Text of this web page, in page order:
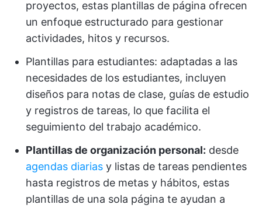
proyectos, estas plantillas de página ofrecen
un enfoque estructurado para gestionar
actividades, hitos y recursos.
Plantillas para estudiantes: adaptadas a las
necesidades de los estudiantes, incluyen
diseños para notas de clase, guías de estudio
y registros de tareas, lo que facilita el
seguimiento del trabajo académico.
Plantillas de organización personal: desde
agendas diarias y listas de tareas pendientes
hasta registros de metas y hábitos, estas
plantillas de una sola página te ayudan a